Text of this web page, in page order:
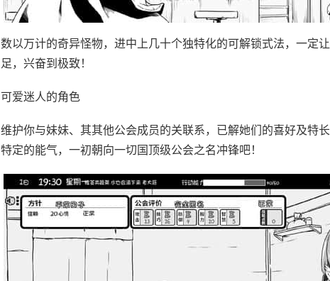
数以万计的奇异怪物，进中上几十个独特化的可解锁式法，一定
足，兴奋到极致！
可爱迷人的角色
维护你与妹妹、其其他公会成员的关联系，已解她们的喜好及特
特定的能气，一初朝向一切国顶级公会之名冲锋吧！